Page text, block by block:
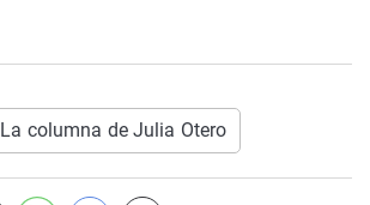
La columna de Julia Otero